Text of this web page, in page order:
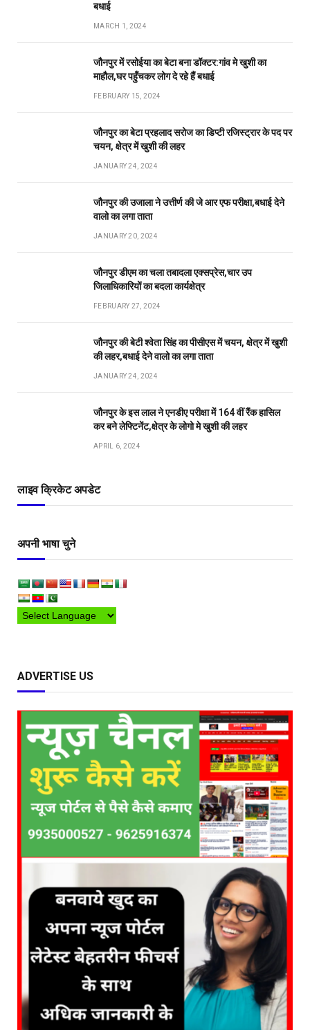
बधाई
MARCH 1, 2024
जौनपुर में रसोईया का बेटा बना डॉक्टर:गांव मे खुशी का
माहौल,घर पहुँचकर लोग दे रहे हैं बधाई
FEBRUARY 15, 2024
जौनपुर का बेटा प्रहलाद सरोज का डिप्टी रजिस्ट्रार के पद पर
चयन, क्षेत्र में खुशी की लहर
JANUARY 24, 2024
जौनपुर की उजाला ने उत्तीर्ण की जे आर एफ परीक्षा,बधाई देने
वालो का लगा ताता
JANUARY 20, 2024
जौनपुर डीएम का चला तबादला एक्सप्रेस,चार उप
जिलाधिकारियों का बदला कार्यक्षेत्र
FEBRUARY 27, 2024
जौनपुर की बेटी श्वेता सिंह का पीसीएस में चयन, क्षेत्र में खुशी
की लहर,बधाई देने वालो का लगा ताता
JANUARY 24, 2024
जौनपुर के इस लाल ने एनडीए परीक्षा में 164 वीं रैंक हासिल
कर बने लेफ्टिनेंट,क्षेत्र के लोगो मे खुशी की लहर
APRIL 6, 2024
लाइव क्रिकेट अपडेट
अपनी भाषा चुने
ADVERTISE US